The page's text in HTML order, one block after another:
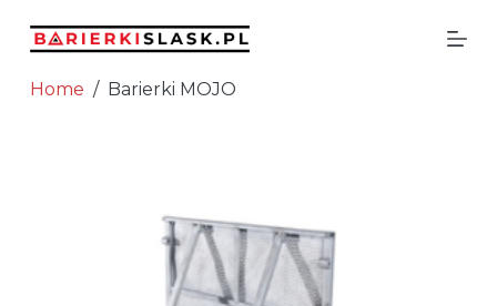
Przejdź do treści
Home / Barierki MOJO